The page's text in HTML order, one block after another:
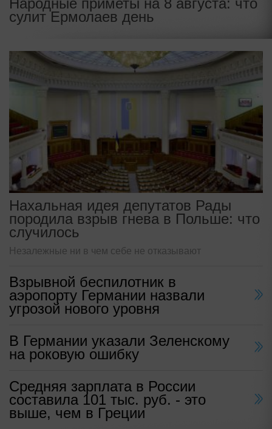
Народные приметы на 8 августа: что
сулит Ермолаев день
Нахальная идея депутатов Рады
породила взрыв гнева в Польше: что
случилось
Незалежные ни в чем себе не отказывают
Взрывной беспилотник в
аэропорту Германии назвали
угрозой нового уровня
В Германии указали Зеленскому
на роковую ошибку
Средняя зарплата в России
составила 101 тыс. руб. - это
выше, чем в Греции